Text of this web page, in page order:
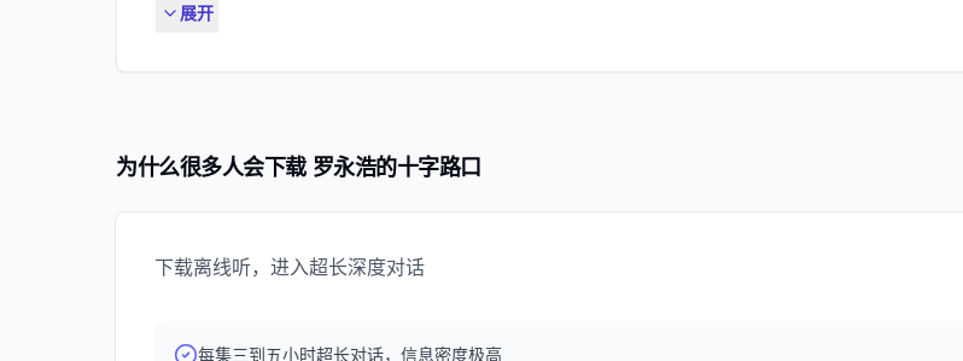
影 欢迎关注： 微博 @罗永浩的十字路口 B站 @罗永浩的十字路口 抖音 @罗永浩的十字路口
迹，是一部中国独立音乐人的流浪史，也是一部为了对抗平庸与麻木而不断自我放逐的奥德
长”出来的老友，进行了一场长达近六小时的，密度极高，情感浓度也非常深厚的对谈。他们
恐惧，也毫不避讳地谈及中年危机时那只被风吹起的塑料袋。他轻轻抖掉了人们贴给他的“民
谣”标签，用合成器和电子乐构建了新的《索拉里斯星》，只因他不愿在一个固化的梦境里沉
睡。这是一次关于活着、关于尊严、关于如何在废墟之上重建自我的深度对话。 【你将听
建乐队 02:11:48玩玩朋克 02:54:42河酒吧往事 03:25:53人生困境 03:48:33电子音乐
小红书 @罗永浩的十字路口 商务合作： 欢迎发送邮件至 jayci_chen@163.com
展开
为什么很多人会下载 罗永浩的十字路口
下载离线听，进入超长深度对话
每集三到五小时超长对话，信息密度极高